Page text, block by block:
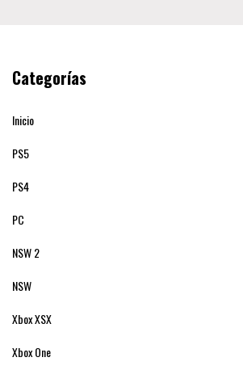
Categorías
Inicio
PS5
PS4
PC
NSW 2
NSW
Xbox XSX
Xbox One